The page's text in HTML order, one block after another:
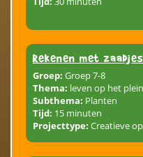
Rekenen met zaadjes
Groep: Groep 7-8
Thema: leven op het plein
Subthema: Planten
Tijd: 15 minuten
Projecttype: Creatieve